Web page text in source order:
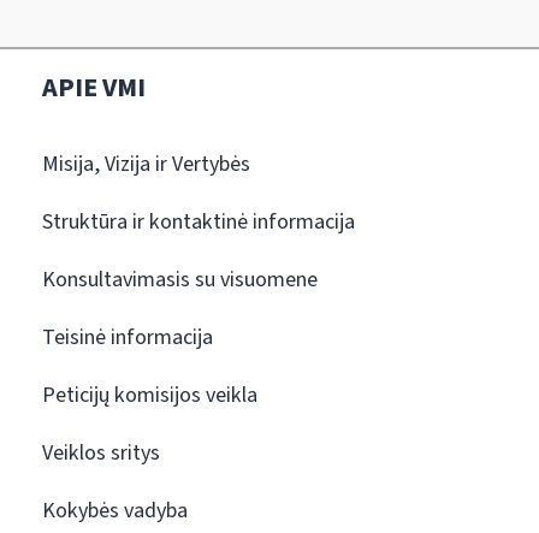
APIE VMI
Misija, Vizija ir Vertybės
Struktūra ir kontaktinė informacija
Konsultavimasis su visuomene
Teisinė informacija
Peticijų komisijos veikla
Veiklos sritys
Kokybės vadyba